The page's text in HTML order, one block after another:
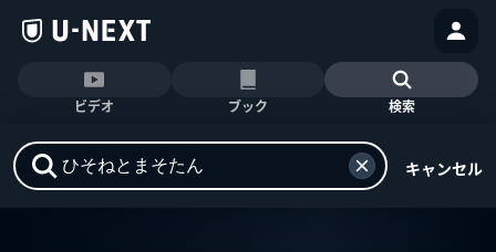
ビデオ ブック 検索
キャンセル